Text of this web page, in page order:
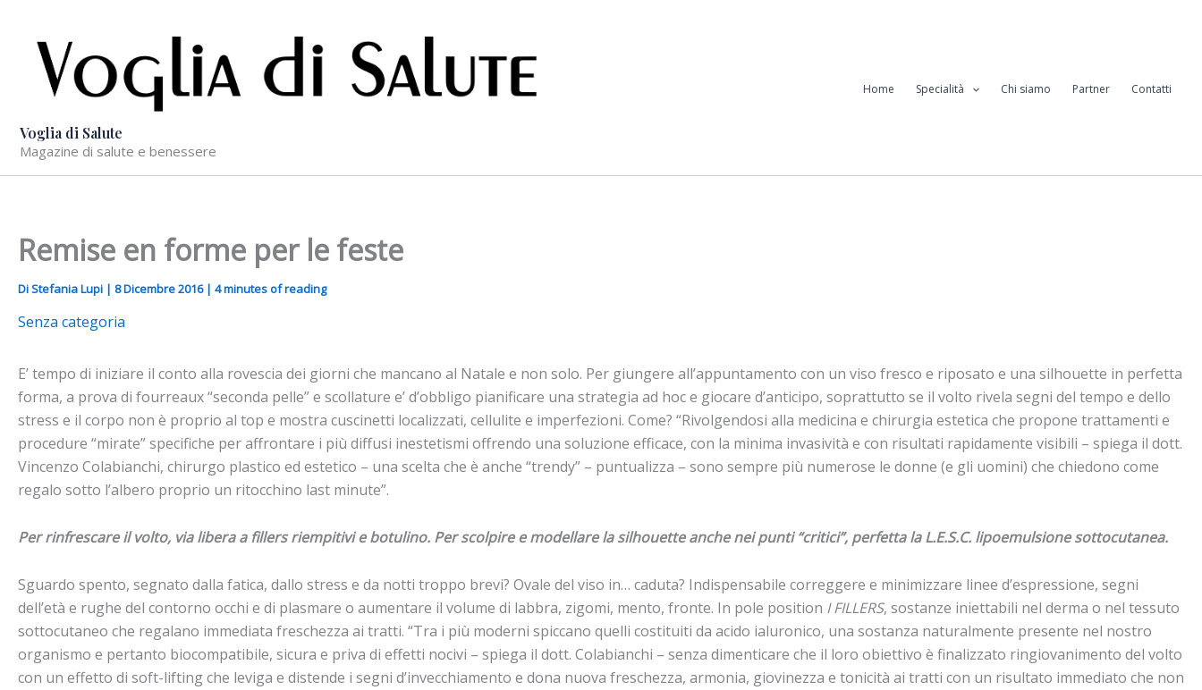
contenuto
Voglia di Salute
Magazine di salute e benessere
Home Specialità Chi siamo Partner Contatti
Remise en forme per le feste
DiStefania Lupi | 8 Dicembre 2016 | 4 minutes of reading
Senza categoria
E’ tempo di iniziare il conto alla rovescia dei giorni che mancano al Natale e non solo. Per giungere all’appuntamento con un viso fresco e riposato e una silhouette in perfetta
forma, a prova di fourreaux “seconda pelle” e scollature e’ d’obbligo pianificare una strategia ad hoc e giocare d’anticipo, soprattutto se il volto rivela segni del tempo e dello
stress e il corpo non è proprio al top e mostra cuscinetti localizzati, cellulite e imperfezioni. Come? “Rivolgendosi alla medicina e chirurgia estetica che propone trattamenti e
procedure “mirate” specifiche per affrontare i più diffusi inestetismi offrendo una soluzione efficace, con la minima invasività e con risultati rapidamente visibili – spiega il dott.
Vincenzo Colabianchi, chirurgo plastico ed estetico – una scelta che è anche “trendy” – puntualizza – sono sempre più numerose le donne (e gli uomini) che chiedono come
regalo sotto l’albero proprio un ritocchino last minute”.
Per rinfrescare il volto, via libera a fillers riempitivi e botulino. Per scolpire e modellare la silhouette anche nei punti “critici”, perfetta la L.E.S.C. lipoemulsione sottocutanea.
Sguardo spento, segnato dalla fatica, dallo stress e da notti troppo brevi? Ovale del viso in… caduta? Indispensabile correggere e minimizzare linee d’espressione, segni
dell’età e rughe del contorno occhi e di plasmare o aumentare il volume di labbra, zigomi, mento, fronte. In pole position I FILLERS, sostanze iniettabili nel derma o nel tessuto
sottocutaneo che regalano immediata freschezza ai tratti. “Tra i più moderni spiccano quelli costituiti da acido ialuronico, una sostanza naturalmente presente nel nostro
organismo e pertanto biocompatibile, sicura e priva di effetti nocivi – spiega il dott. Colabianchi – senza dimenticare che il loro obiettivo è finalizzato ringiovanimento del volto
con un effetto di soft-lifting che leviga e distende i segni d’invecchiamento e dona nuova freschezza, armonia, giovinezza e tonicità ai tratti con un risultato immediato che non